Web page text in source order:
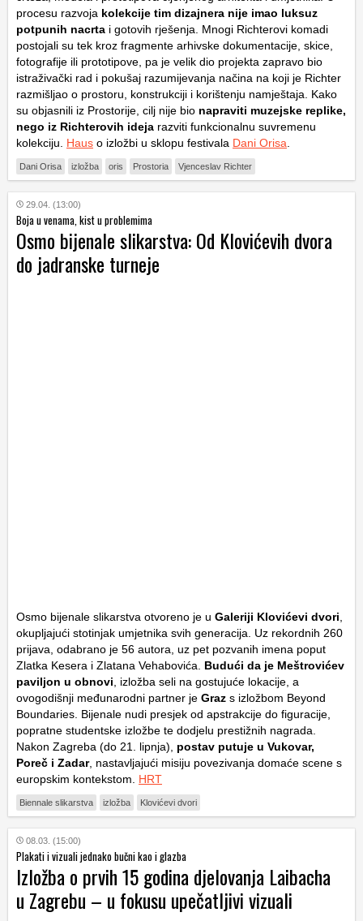
procesu razvoja kolekcije tim dizajnera nije imao luksuz
potpunih nacrta i gotovih rješenja. Mnogi Richterovi komadi
postojali su tek kroz fragmente arhivske dokumentacije, skice,
fotografije ili prototipove, pa je velik dio projekta zapravo bio
istraživački rad i pokušaj razumijevanja načina na koji je Richter
razmišljao o prostoru, konstrukciji i korištenju namještaja. Kako
su objasnili iz Prostorije, cilj nije bio napraviti muzejske replike,
nego iz Richterovih ideja razviti funkcionalnu suvremenu
kolekciju. Haus o izložbi u sklopu festivala Dani Orisa.
Dani Orisa izložba oris Prostoria Vjenceslav Richter
29.04. (13:00)
Boja u venama, kist u problemima
Osmo bijenale slikarstva: Od Klovićevih dvora
do jadranske turneje
Osmo bijenale slikarstva otvoreno je u Galeriji Klovićevi dvori
okupljajući stotinjak umjetnika svih generacija. Uz rekordnih 260
prijava, odabrano je 56 autora, uz pet pozvanih imena poput
Zlatka Kesera i Zlatana Vehabovića. Budući da je Meštrovićev
paviljon u obnovi , izložba seli na gostujuće lokacije, a
ovogodišnji međunarodni partner je Graz s izložbom Beyond
Boundaries . Bijenale nudi presjek od apstrakcije do figuracije,
popratne studentske izložbe te dodjelu prestižnih nagrada.
Nakon Zagreba (do 21. lipnja), postav putuje u Vukovar,
Poreč i Zadar, nastavljajući misiju povezivanja domaće scene s
europskim kontekstom. HRT
Biennale slikarstva izložba Klovićevi dvori
08.03. (15:00)
Plakati i vizuali jednako bučni kao i glazba
Izložba o prvih 15 godina djelovanja Laibacha
u Zagrebu – u fokusu upečatljivi vizuali